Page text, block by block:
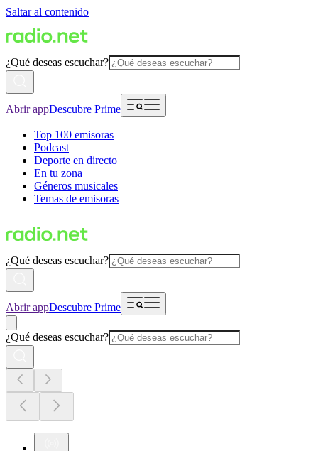
Saltar al contenido
¿Qué deseas escuchar?
Abrir appDescubre Prime
Top 100 emisoras
Podcast
Deporte en directo
En tu zona
Géneros musicales
Temas de emisoras
¿Qué deseas escuchar?
Abrir appDescubre Prime
¿Qué deseas escuchar?